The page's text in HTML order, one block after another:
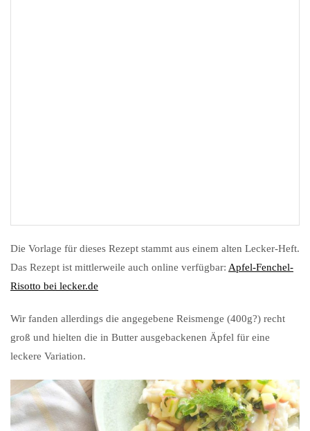
Die Vorlage für dieses Rezept stammt aus einem alten Lecker-Heft.
Das Rezept ist mittlerweile auch online verfügbar: Apfel-Fenchel-
Risotto bei lecker.de
Wir fanden allerdings die angegebene Reismenge (400g?) recht
groß und hielten die in Butter ausgebackenen Äpfel für eine
leckere Variation.